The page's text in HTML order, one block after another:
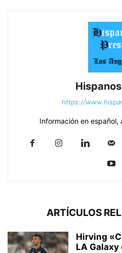
https://
Información en español,
ARTÍCULOS
Hirving
LA Galaxy